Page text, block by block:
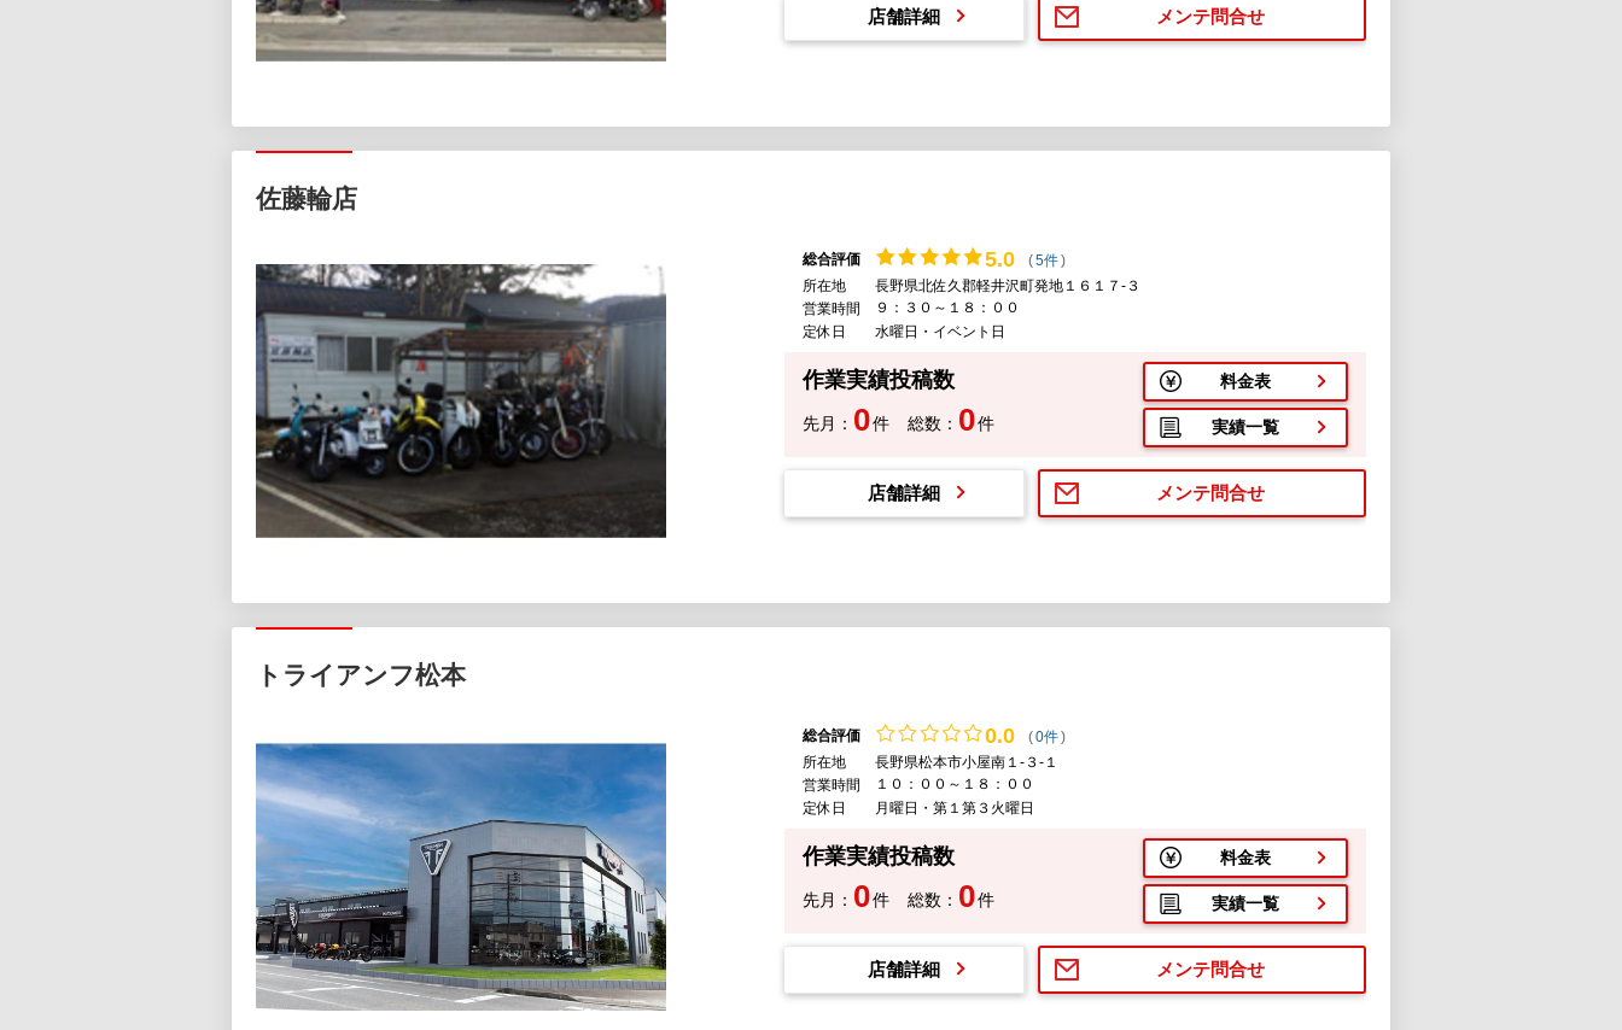
メンテ問合せ
店舗詳細
佐藤輪店
総合評価 5.0 (5件)
所在地
長野県北佐久郡軽井沢町発地１６１７-３
営業時間
９：３０～１８：００
定休日
水曜日・イベント日
作業実績投稿数
先月： 0件 総数： 0件
料金表
実績一覧
メンテ問合せ
店舗詳細
トライアンフ松本
総合評価 0.0 (0件)
所在地
長野県松本市小屋南１-３-１
営業時間
１０：００～１８：００
定休日
月曜日・第１第３火曜日
作業実績投稿数
先月： 0件 総数： 0件
料金表
実績一覧
メンテ問合せ
店舗詳細